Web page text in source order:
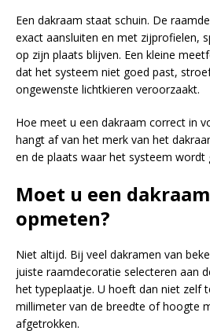
Een dakraam staat schuin. De
exact aansluiten en met zijprofielen,
op zijn plaats blijven. Een kleine
dat het systeem niet goed past,
ongewenste lichtkieren veroorzaakt.
Hoe meet u een dakraam correct in
hangt af van het merk van het
en de plaats waar het systeem wordt
Moet u een
opmeten?
Niet altijd. Bij veel dakramen van
juiste raamdecoratie selecteren aan
het typeplaatje. U hoeft dan niet zelf
millimeter van de breedte of hoogte
afgetrokken.